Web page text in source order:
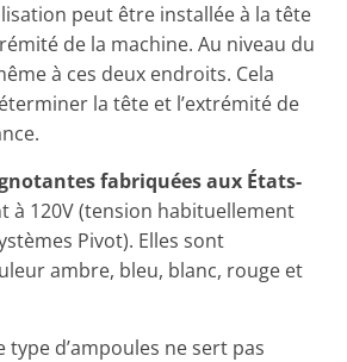
peut être installée à la tête
de la machine. Au niveau du
à ces deux endroits. Cela
la tête et l’extrémité de
fabriquées aux États-
à 120V (tension habituellement
Pivot). Elles sont
ambre, bleu, blanc, rouge et
type d’ampoules ne sert pas